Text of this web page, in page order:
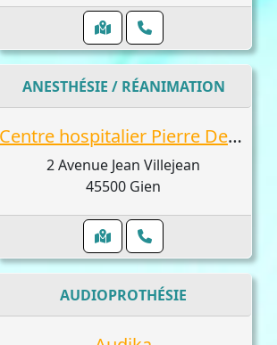
ANESTHÉSIE / RÉANIMATION
Centre hospitalier Pierre Dezarnaulds
2 Avenue Jean Villejean
45500 Gien
AUDIOPROTHÉSIE